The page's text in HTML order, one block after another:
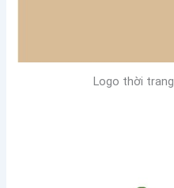
Logo thời